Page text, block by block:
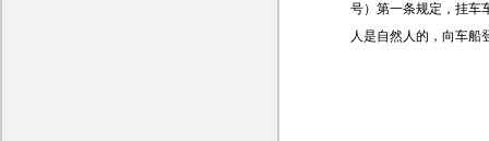
号）第一条规定，挂车
人是自然人的，向车船